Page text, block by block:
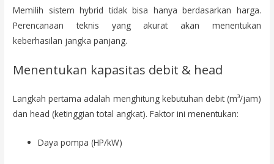
Memilih sistem hybrid tidak bisa hanya berdasarkan harga.
Perencanaan teknis yang akurat akan menentukan
keberhasilan jangka panjang.
Menentukan kapasitas debit & head
Langkah pertama adalah menghitung kebutuhan debit (m³/jam)
dan head (ketinggian total angkat). Faktor ini menentukan:
Daya pompa (HP/kW)